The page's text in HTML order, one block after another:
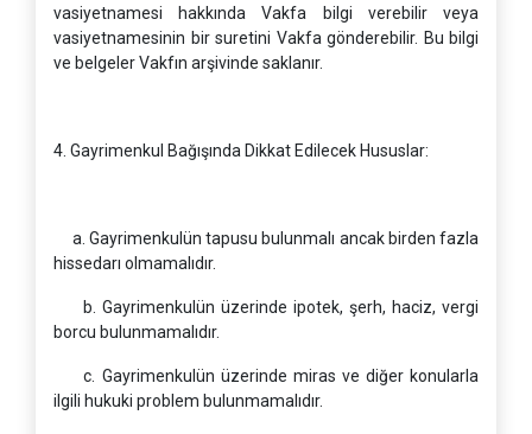
vasiyetnamesi hakkında Vakfa bilgi verebilir veya
vasiyetnamesinin bir suretini Vakfa gönderebilir. Bu bilgi
ve belgeler Vakfın arşivinde saklanır.
4. Gayrimenkul Bağışında Dikkat Edilecek Hususlar:
a. Gayrimenkulün tapusu bulunmalı ancak birden fazla
hissedarı olmamalıdır.
b. Gayrimenkulün üzerinde ipotek, şerh, haciz, vergi
borcu bulunmamalıdır.
c. Gayrimenkulün üzerinde miras ve diğer konularla
ilgili hukuki problem bulunmamalıdır.